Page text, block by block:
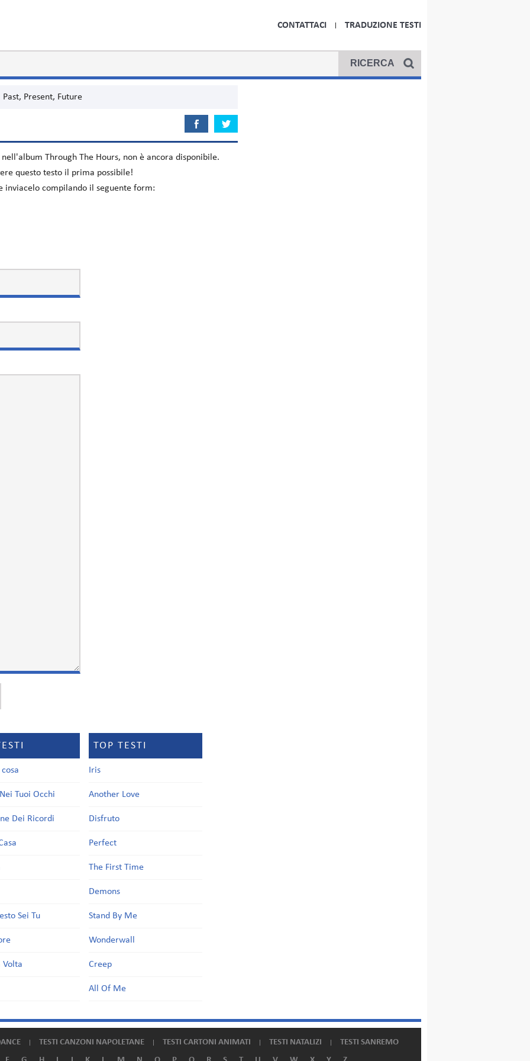
CONTATTACI TRADUZIONE TESTI
Past, Present, Future
nell'album Through The Hours, non è ancora disponibile.
questo testo il prima possibile!
inviacelo compilando il seguente form:
Tuoi Occhi
Dei Ricordi
Sei Tu
Volta
TOP TESTI
Iris
Another Love
Disfruto
Perfect
The First Time
Demons
Stand By Me
Wonderwall
Creep
All Of Me
TESTI CANZONI NAPOLETANE TESTI CARTONI ANIMATI TESTI NATALIZI
TESTI SANREMO